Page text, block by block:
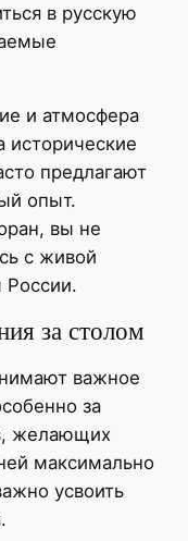
в русскую
и атмосфера
исторические
предлагают
опыт.
вы не
с живой
России.
за столом
важное
за
желающих
максимально
усвоить